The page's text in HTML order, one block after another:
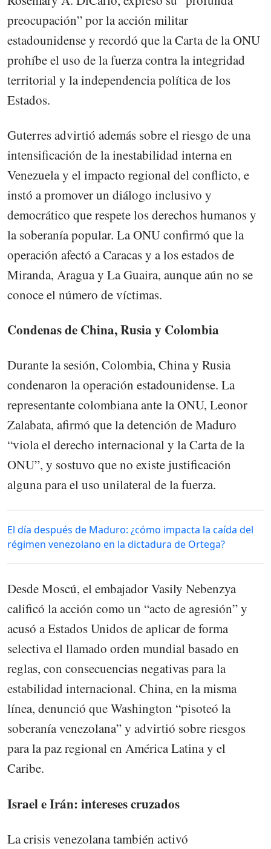
preocupación” por la acción militar
estadounidense y recordó que la Carta de la ONU
prohíbe el uso de la fuerza contra la integridad
territorial y la independencia política de los
Estados.
Guterres advirtió además sobre el riesgo de una
intensificación de la inestabilidad interna en
Venezuela y el impacto regional del conflicto, e
instó a promover un diálogo inclusivo y
democrático que respete los derechos humanos y
la soberanía popular. La ONU confirmó que la
operación afectó a Caracas y a los estados de
Miranda, Aragua y La Guaira, aunque aún no se
conoce el número de víctimas.
Condenas de China, Rusia y Colombia
Durante la sesión, Colombia, China y Rusia
condenaron la operación estadounidense. La
representante colombiana ante la ONU, Leonor
Zalabata, afirmó que la detención de Maduro
“viola el derecho internacional y la Carta de la
ONU”, y sostuvo que no existe justificación
alguna para el uso unilateral de la fuerza.
El día después de Maduro: ¿cómo impacta la caída del
régimen venezolano en la dictadura de Ortega?
Desde Moscú, el embajador Vasily Nebenzya
calificó la acción como un “acto de agresión” y
acusó a Estados Unidos de aplicar de forma
selectiva el llamado orden mundial basado en
reglas, con consecuencias negativas para la
estabilidad internacional. China, en la misma
línea, denunció que Washington “pisoteó la
soberanía venezolana” y advirtió sobre riesgos
para la paz regional en América Latina y el
Caribe.
Israel e Irán: intereses cruzados
La crisis venezolana también activó